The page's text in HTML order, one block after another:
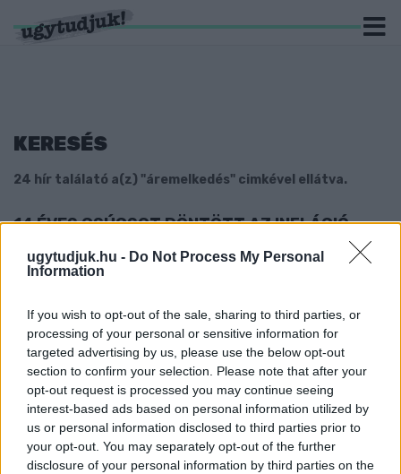
ugytudjuk.hu - Do Not Process My Personal
Information
If you wish to opt-out of the sale, sharing to third parties, or
processing of your personal or sensitive information for
targeted advertising by us, please use the below opt-out
section to confirm your selection. Please note that after your
opt-out request is processed you may continue seeing
interest-based ads based on personal information utilized by
us or personal information disclosed to third parties prior to
your opt-out. You may separately opt-out of the further
disclosure of your personal information by third parties on the
KERESÉS
24 hír találató a(z) "áremelkedés" cimkével ellátva.
14 ÉVES CSÚCSOT DÖNTÖTT AZ INFLÁCIÓ
2021. december. 08. 10:08
Brutális áremelkedés figyelhető meg az élelmiszerek nagy
SZERDÁTÓL A BENZIN ÁRA IS ÁTLÉPI AZ 500
FORINTOS HATÁRT
2021. október. 25. 14:00
A drágulásnak nincs vége.
REKORDÁRON VAN A BENZIN A MAGYAR
KUTAKON
2021. szeptember. 17. 10:11
Soha nem tankolhattunk még ennyire drágán.